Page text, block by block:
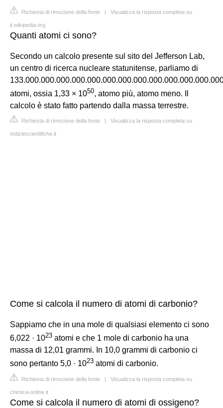
Richiesta di rimozione della fonte | Visualizza la risposta completa su
it.wikipedia.org
Quanti atomi ci sono?
Secondo un calcolo presente sul sito del Jefferson Lab,
un centro di ricerca nucleare statunitense, parliamo di
atomi, ossia 1,33 × 1050, atomo più, atomo meno. Il
calcolo è stato fatto partendo dalla massa terrestre.
Richiesta di rimozione della fonte | Visualizza la risposta completa su
notiziescientifiche.it
Come si calcola il numero di atomi di carbonio?
Sappiamo che in una mole di qualsiasi elemento ci sono
6,022 · 1023 atomi e che 1 mole di carbonio ha una
massa di 12,01 grammi. In 10,0 grammi di carbonio ci
sono pertanto 5,0 · 1023 atomi di carbonio.
Richiesta di rimozione della fonte | Visualizza la risposta completa su
chimica-online.it
Come si calcola il numero di atomi di ossigeno?